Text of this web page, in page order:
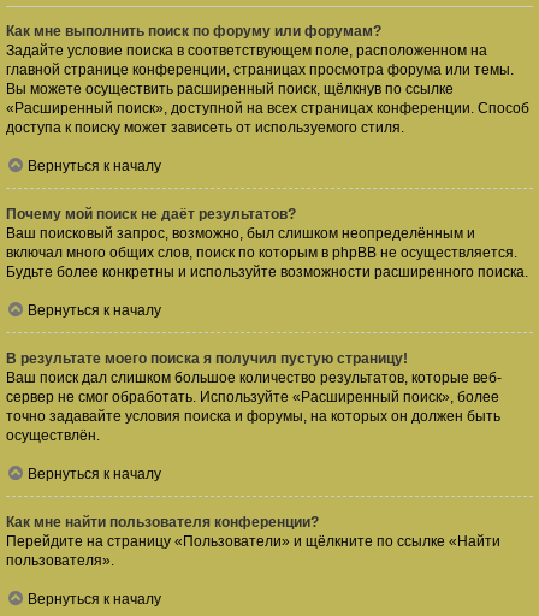
Как мне выполнить поиск по форуму или форумам?
Задайте условие поиска в соответствующем поле, расположенном на
главной странице конференции, страницах просмотра форума или темы.
Вы можете осуществить расширенный поиск, щёлкнув по ссылке
«Расширенный поиск», доступной на всех страницах конференции. Способ
доступа к поиску может зависеть от используемого стиля.
Вернуться к началу
Почему мой поиск не даёт результатов?
Ваш поисковый запрос, возможно, был слишком неопределённым и
включал много общих слов, поиск по которым в phpBB не осуществляется.
Будьте более конкретны и используйте возможности расширенного поиска.
Вернуться к началу
В результате моего поиска я получил пустую страницу!
Ваш поиск дал слишком большое количество результатов, которые веб-
сервер не смог обработать. Используйте «Расширенный поиск», более
точно задавайте условия поиска и форумы, на которых он должен быть
осуществлён.
Вернуться к началу
Как мне найти пользователя конференции?
Перейдите на страницу «Пользователи» и щёлкните по ссылке «Найти
пользователя».
Вернуться к началу